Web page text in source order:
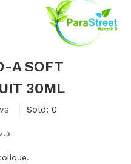
A SOFT
30ML
Sold: 0